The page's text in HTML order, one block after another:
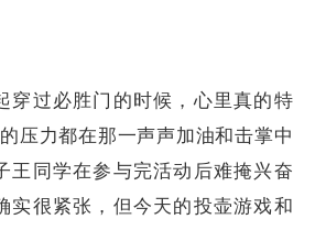
穿过必胜门的时候，心里真的特
压力都在那一声声加油和击掌中
王同学在参与完活动后难掩兴奋
实很紧张，但今天的投壶游戏和